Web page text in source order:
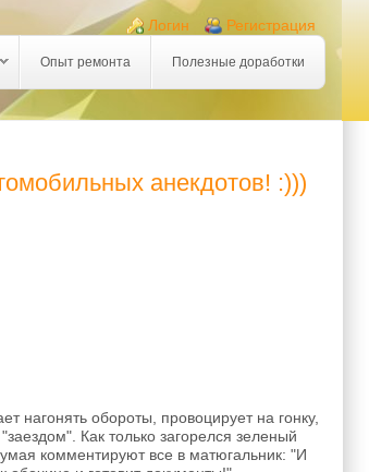
Логин Регистрация
Опыт ремонта Полезные доработки
анекдотов! :)))
нагонять обороты, провоцирует на гонку,
Как только загорелся зеленый
комментируют все в матюгальник: "И